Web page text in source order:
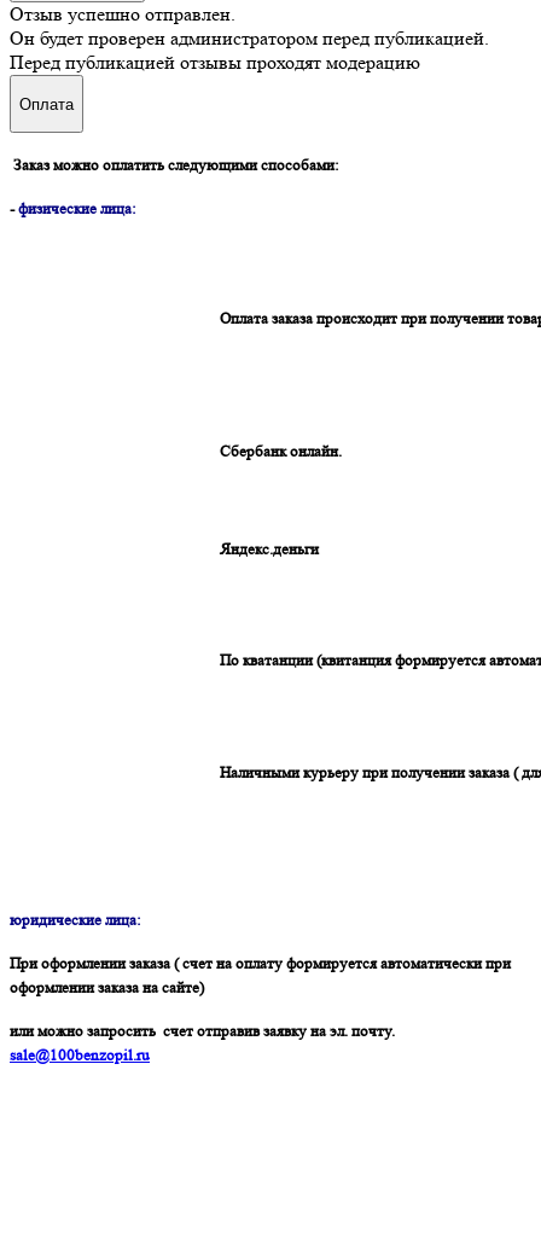
Отзыв успешно отправлен.
Он будет проверен администратором перед публикацией.
Перед публикацией отзывы проходят модерацию
Оплата
Заказ можно оплатить следующими способами:
-физические лица:
Оплата заказа происходит при получении
Сбербанк онлайн.
Яндекс.деньги
По кватанции (квитанция формируется
Наличными курьеру при получении заказа (
юридические лица:
При оформлении заказа ( счет на оплату формируется автоматически при
оформлении заказа на сайте)
или можно запросить счет отправив заявку на эл. почту.
sale@100benzopil.ru